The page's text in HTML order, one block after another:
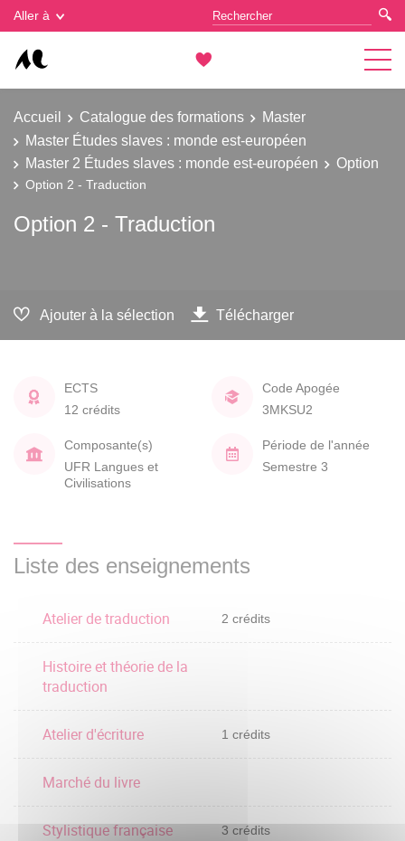
Aller à
Accueil Catalogue des formations
Master
Master Études slaves : monde est-européen
Master 2 Études slaves : monde est-européen
Option
Option 2 - Traduction
Option 2 - Traduction
Ajouter à la sélection Télécharger
ECTS
12 crédits
Code Apogée
3MKSU2
Composante(s)
UFR Langues et
Civilisations
Période de l'année
Semestre 3
Liste des enseignements
Atelier de traduction 2 crédits
Histoire et théorie de la
traduction
Atelier d'écriture 1 crédits
Marché du livre
Stylistique française 3 crédits
Gestion des cookies